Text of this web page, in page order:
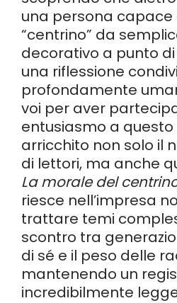
una persona
“centrino” da
decorativo a punto
una riflessione
profondamente
voi per aver
entusiasmo a
arricchito non solo il
di lettori, ma anche
La morale del
riesce nell’impresa
trattare temi
scontro tra
di sé e il peso delle
mantenendo un
incredibilmente